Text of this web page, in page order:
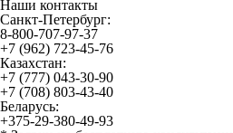
Наши контакты
Санкт-Петербург:
8-800-707-97-37
+7 (962) 723-45-76
Казахстан:
+7 (777) 043-30-90
+7 (708) 803-43-40
Беларусь:
+375-29-380-49-93